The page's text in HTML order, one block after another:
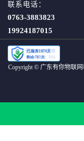
联系电话：
0763-3883823
19924187015
Copyright © 广东有你物联网